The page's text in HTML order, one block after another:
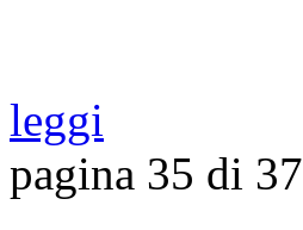
leggi
pagina 35 di 37